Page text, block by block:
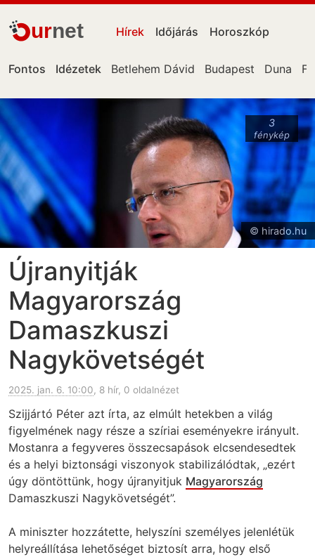
urnet Hírek Időjárás Horoszkóp
Fontos Idézetek Betlehem Dávid Budapest Duna
3
fénykép
© hirado.hu
Újranyitják
Magyarország
Damaszkuszi
Nagykövetségét
2025. jan. 6. 10:00, 8 hír, 0 oldalnézet
Szijjártó Péter azt írta, az elmúlt hetekben a világ
figyelmének nagy része a szíriai eseményekre irányult.
Mostanra a fegyveres összecsapások elcsendesedtek
és a helyi biztonsági viszonyok stabilizálódtak, „ezért
úgy döntöttünk, hogy újranyitjuk Magyarország
Damaszkuszi Nagykövetségét”.
A miniszter hozzátette, helyszíni személyes jelenlétük
helyreállítása lehetőséget biztosít arra, hogy első